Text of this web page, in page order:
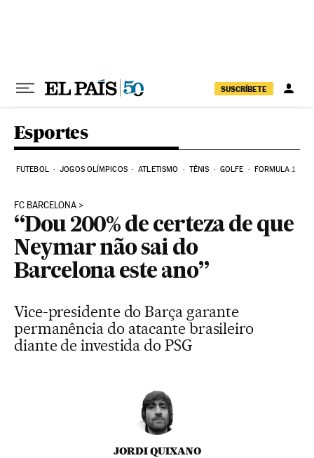
SUSCRÍBETE
Esportes
FUTEBOL JOGOS OLÍMPICOS ATLETISMO TÊNIS GOLFE FORMULA 1
FC BARCELONA
“Dou 200% de certeza de que
Neymar não sai do
Barcelona este ano”
Vice-presidente do Barça garante
permanência do atacante brasileiro
diante de investida do PSG
JORDI QUIXANO